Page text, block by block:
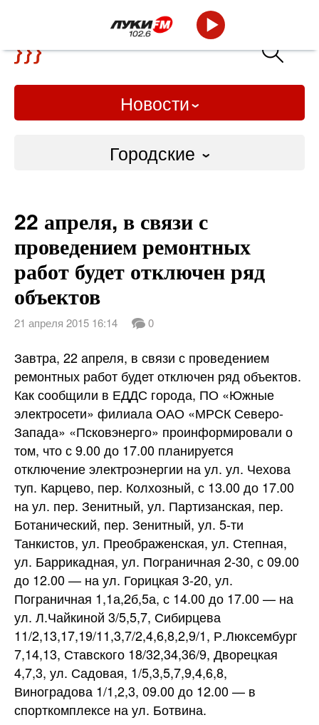
Новости
Городские
Слово Дело
Народные
22 апреля, в связи с
проведением ремонтных
работ будет отключен ряд
объектов
21 апреля 2015 16:14 0
Завтра, 22 апреля, в связи с проведением
ремонтных работ будет отключен ряд объектов.
Как сообщили в ЕДДС города, ПО «Южные
электросети» филиала ОАО «МРСК Северо-
Запада» «Псковэнерго» проинформировали о
том, что с 9.00 до 17.00 планируется
отключение электроэнергии на ул. ул. Чехова
туп. Карцево, пер. Колхозный, с 13.00 до 17.00
на ул. пер. Зенитный, ул. Партизанская, пер.
Ботанический, пер. Зенитный, ул. 5-ти
Танкистов, ул. Преображенская, ул. Степная,
ул. Баррикадная, ул. Пограничная 2-30, с 09.00
до 12.00 — на ул. Горицкая 3-20, ул.
Пограничная 1,1а,2б,5а, с 14.00 до 17.00 — на
ул. Л.Чайкиной 3/5,5,7, Сибирцева
11/2,13,17,19/11,3,7/2,4,6,8,2,9/1, Р.Люксембург
7,14,13, Ставского 18/32,34,36/9, Дворецкая
4,7,3, ул. Садовая, 1/5,3,5,7,9,4,6,8,
Виноградова 1/1,2,3, 09.00 до 12.00 — в
спорткомплексе на ул. Ботвина.